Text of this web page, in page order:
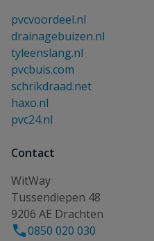
pvcvoordeel.nl
drainagebuizen.nl
tyleenslang.nl
pvcbuis.com
schrikdraad.net
haxo.nl
pvc24.nl
Contact
WitWay
Tussendiepen 48
9206 AE Drachten
0850 020 030